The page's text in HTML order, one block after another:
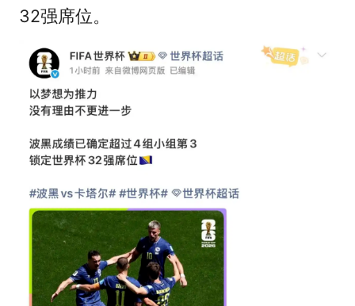
32强席位。